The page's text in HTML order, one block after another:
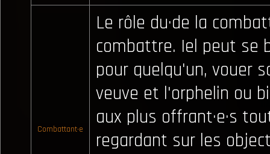
Combattant·e
Le rôle du·de la
combattre. Iel peut se
pour quelqu'un, vouer
veuve et l'orphelin ou
aux plus offrant·e·s
regardant sur les